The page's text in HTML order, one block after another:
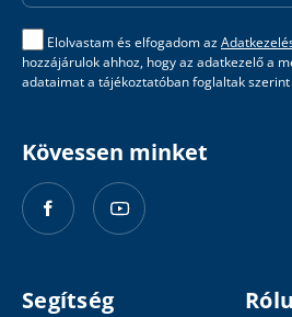
Elolvastam és elfogadom az
hozzájárulok ahhoz, hogy az adatkezelő a
adataimat a tájékoztatóban foglaltak
Kövessen minket
Segítség